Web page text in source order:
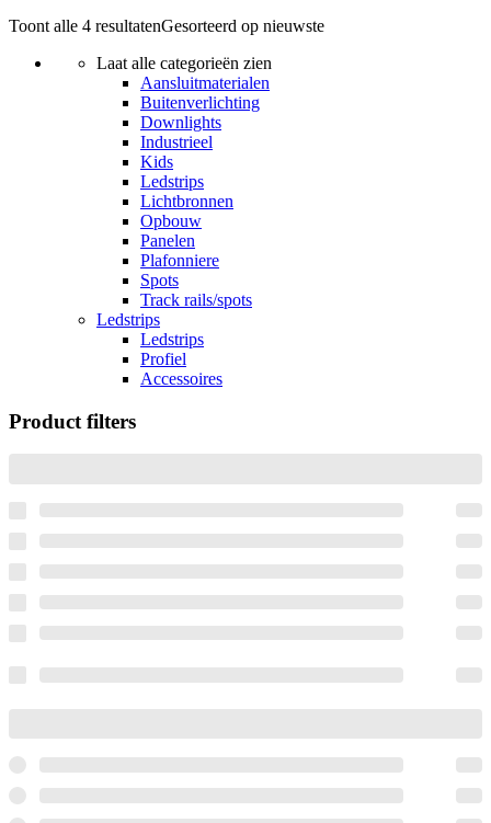
Toont alle 4 resultatenGesorteerd op nieuwste
Laat alle categorieën zien
Aansluitmaterialen
Buitenverlichting
Downlights
Industrieel
Kids
Ledstrips
Lichtbronnen
Opbouw
Panelen
Plafonniere
Spots
Track rails/spots
Ledstrips
Ledstrips
Profiel
Accessoires
Product filters